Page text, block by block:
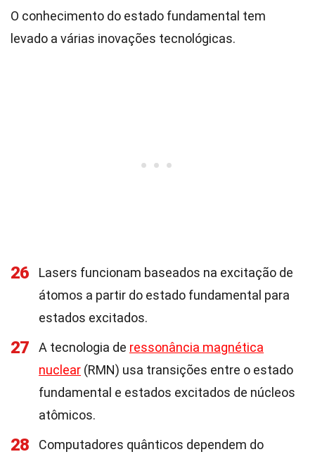
O conhecimento do estado fundamental tem
levado a várias inovações tecnológicas.
26
Lasers funcionam baseados na excitação de
átomos a partir do estado fundamental para
estados excitados.
27 A tecnologia de ressonância magnética
nuclear (RMN) usa transições entre o estado
fundamental e estados excitados de núcleos
atômicos.
28
Computadores quânticos dependem do